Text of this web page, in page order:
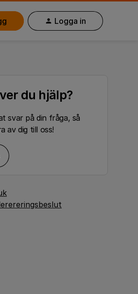
Logga in
du hjälp?
svar på din fråga, så
av dig till oss!